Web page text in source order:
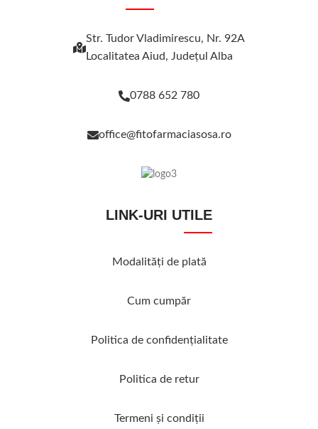
Str. Tudor Vladimirescu, Nr. 92A
Localitatea Aiud, Judeţul Alba
0788 652 780
office@fitofarmaciasosa.ro
LINK-URI UTILE
Modalităţi de plată
Cum cumpăr
Politica de confidenţialitate
Politica de retur
Termeni şi condiţii